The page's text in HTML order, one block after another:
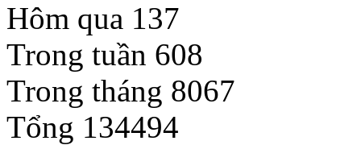
Hôm qua 137
Trong tuần 608
Trong tháng 8067
Tổng 134494